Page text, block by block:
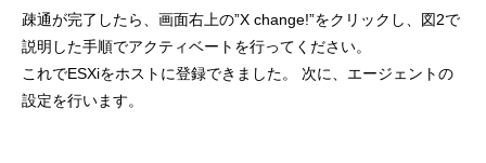
疎通が完了したら、画面右上の”X change!”をクリックし、図2で
説明した手順でアクティベートを行ってください。
これでESXiをホストに登録できました。 次に、エージェントの
設定を行います。